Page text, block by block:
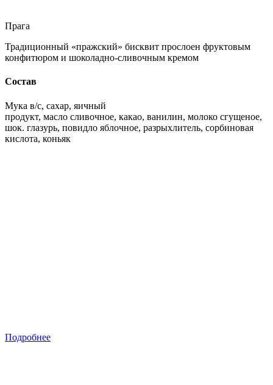
Прага
Традиционный «пражский» бисквит прослоен фруктовым
конфитюром и шоколадно-сливочным кремом
Состав
Мука в/с, сахар, яичный
продукт, масло сливочное, какао, ванилин, молоко сгущеное,
шок. глазурь, повидло яблочное, разрыхлитель, сорбиновая
кислота, коньяк
Подробнее